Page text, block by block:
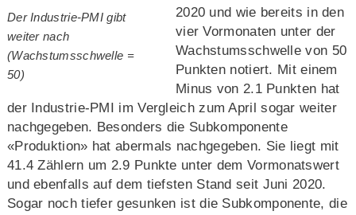
Der Industrie-PMI gibt
weiter nach
(Wachstumsschwelle =
50)
2020 und wie bereits in den
vier Vormonaten unter der
Wachstumsschwelle von 50
Punkten notiert. Mit einem
Minus von 2.1 Punkten hat
der Industrie-PMI im Vergleich zum April sogar weiter
nachgegeben. Besonders die Subkomponente
«Produktion» hat abermals nachgegeben. Sie liegt mit
41.4 Zählern um 2.9 Punkte unter dem Vormonatswert
und ebenfalls auf dem tiefsten Stand seit Juni 2020.
Sogar noch tiefer gesunken ist die Subkomponente, die